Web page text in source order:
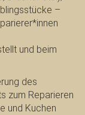
–
und beim
des
zum Reparieren
und Kuchen